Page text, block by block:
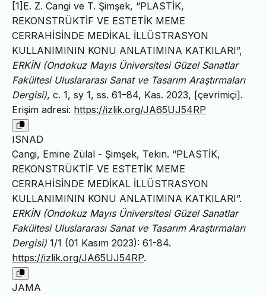
[1]E. Z. Cangi ve T. Şimşek, “PLASTİK,
REKONSTRÜKTİF VE ESTETİK MEME
CERRAHİSİNDE MEDİKAL İLLÜSTRASYON
KULLANIMININ KONU ANLATIMINA KATKILARI”,
ERKİN (Ondokuz Mayıs Üniversitesi Güzel Sanatlar
Fakültesi Uluslararası Sanat ve Tasarım Araştırmaları
Dergisi), c. 1, sy 1, ss. 61–84, Kas. 2023, [çevrimiçi].
Erişim adresi: https://izlik.org/JA65UJ54RP
ISNAD
Cangi, Emine Zülal - Şimşek, Tekin. “PLASTİK,
REKONSTRÜKTİF VE ESTETİK MEME
CERRAHİSİNDE MEDİKAL İLLÜSTRASYON
KULLANIMININ KONU ANLATIMINA KATKILARI”.
ERKİN (Ondokuz Mayıs Üniversitesi Güzel Sanatlar
Fakültesi Uluslararası Sanat ve Tasarım Araştırmaları
Dergisi) 1/1 (01 Kasım 2023): 61-84.
https://izlik.org/JA65UJ54RP.
JAMA